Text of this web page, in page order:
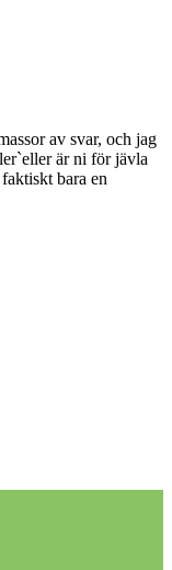
av svar, och jag
är ni för jävla
bara en